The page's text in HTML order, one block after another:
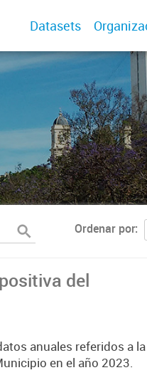
Datasets
Ordenar por
del
anuales referidos a la
en el año 2023.